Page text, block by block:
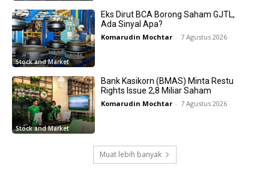
Stock and Market
Eks Dirut BCA Borong Saham GJTL,
Ada Sinyal Apa?
Komarudin Mochtar - 7 Agustus 2026
Stock and Market
Bank Kasikorn (BMAS) Minta Restu
Rights Issue 2,8 Miliar Saham
Komarudin Mochtar - 7 Agustus 2026
Muat lebih banyak